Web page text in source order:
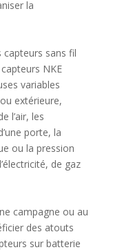
la
capteurs sans fil
NKE
variables
extérieure,
l’air, les
porte, la
ou la pression
de gaz
campagne ou au
des atouts
sur batterie